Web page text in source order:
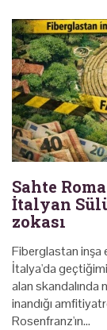
Sahte
İtalyan
zokası
Fiberglastan inşa
İtalya'da
alan skandalında
inandığı
Rosenfranz'ın…